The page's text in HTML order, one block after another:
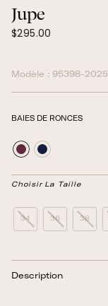
Jupe
Prix
$295.00
Modèle : 95398-
BAIES DE RONCES
Choisir La Taille
34 36 38
Description